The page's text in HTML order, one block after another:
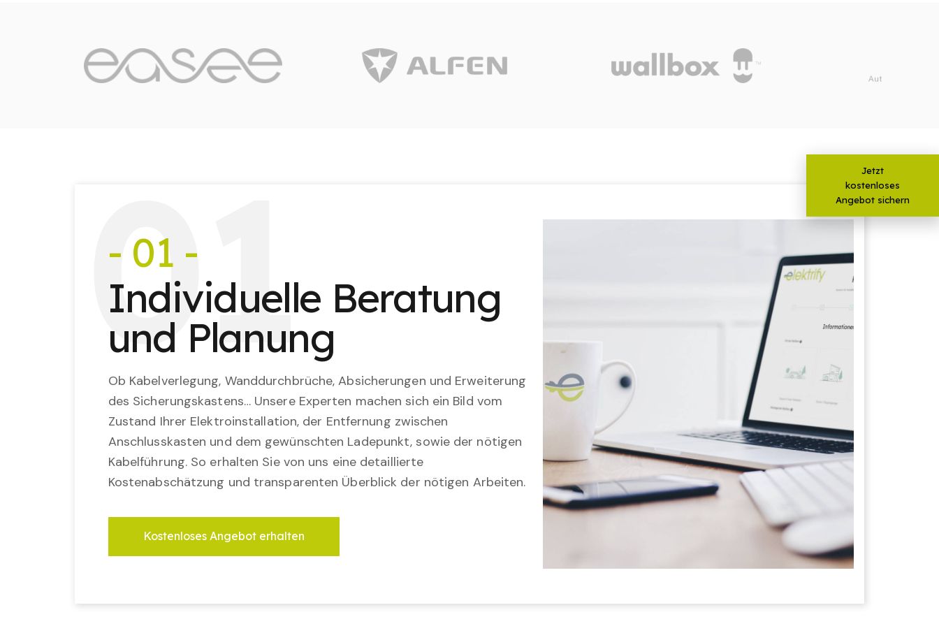
01
- 01 -
Individuelle Beratung
und Planung
Ob Kabelverlegung, Wanddurchbrüche, Absicherungen und Erweiterung
des Sicherungskastens… Unsere Experten machen sich ein Bild vom
Zustand Ihrer Elektroinstallation, der Entfernung zwischen
Anschlusskasten und dem gewünschten Ladepunkt, sowie der nötigen
Kabelführung. So erhalten Sie von uns eine detaillierte
Kostenabschätzung und transparenten Überblick der nötigen Arbeiten.
Kostenloses Angebot erhalten
Jetzt
kostenloses
Angebot sichern